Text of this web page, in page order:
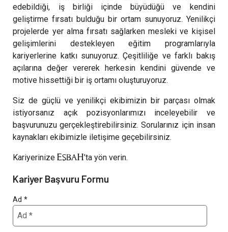
edebildiği, iş birliği içinde büyüdüğü ve kendini
geliştirme fırsatı bulduğu bir ortam sunuyoruz. Yenilikçi
projelerde yer alma fırsatı sağlarken mesleki ve kişisel
gelişimlerini destekleyen eğitim programlarıyla
kariyerlerine katkı sunuyoruz. Çeşitliliğe ve farklı bakış
açılarına değer vererek herkesin kendini güvende ve
motive hissettiği bir iş ortamı oluşturuyoruz.
Siz de güçlü ve yenilikçi ekibimizin bir parçası olmak
istiyorsanız açık pozisyonlarımızı inceleyebilir ve
başvurunuzu gerçekleştirebilirsiniz. Sorularınız için insan
kaynakları ekibimizle iletişime geçebilirsiniz.
Kariyerinize ’ta yön verin.
Kariyer Başvuru Formu
Ad *